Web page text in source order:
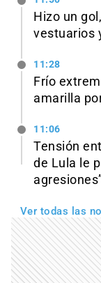
Hizo un
vestuarios
11:28
Frío
amarilla
11:06
Tensión
de Lula le
Ver todas las